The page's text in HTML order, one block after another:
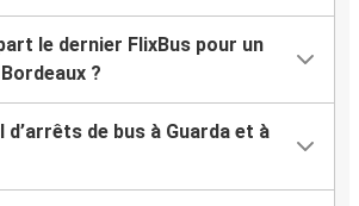
le dernier FlixBus pour un
?
d’arrêts de bus à Guarda et à